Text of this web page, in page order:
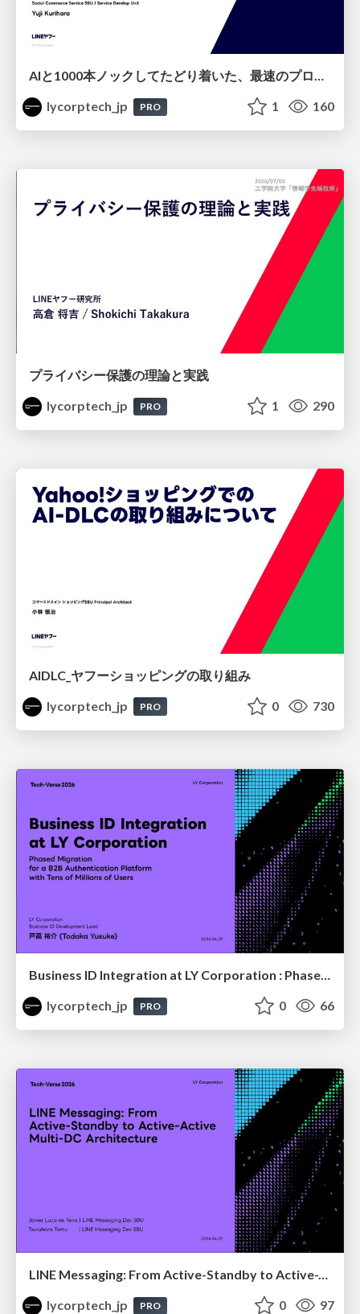
AIと1000本ノックしてたどり着いた、最速のプロダクト開発 ～toC向けAIエージェントUXを、動く選択肢とAIキャパシティで設計する～
lycorptech_jp
PRO 1 160
プライバシー保護の理論と実践
lycorptech_jp
PRO 1 290
AIDLC_ヤフーショッピングの取り組み
lycorptech_jp
PRO 0 730
Business ID Integration at LY Corporation : Phased Migration for a B2B authentication platform with Tens of Millions of Users
lycorptech_jp
PRO 0 66
LINE Messaging: From Active-Standby to Active-Active Multi-DC Architecture
lycorptech_jp
PRO 0 97